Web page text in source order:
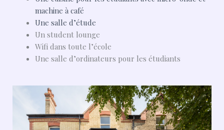
machine à café
Une salle d’étude
Un student lounge
Wifi dans toute l’école
Une salle d’ordinateurs pour les étudiants